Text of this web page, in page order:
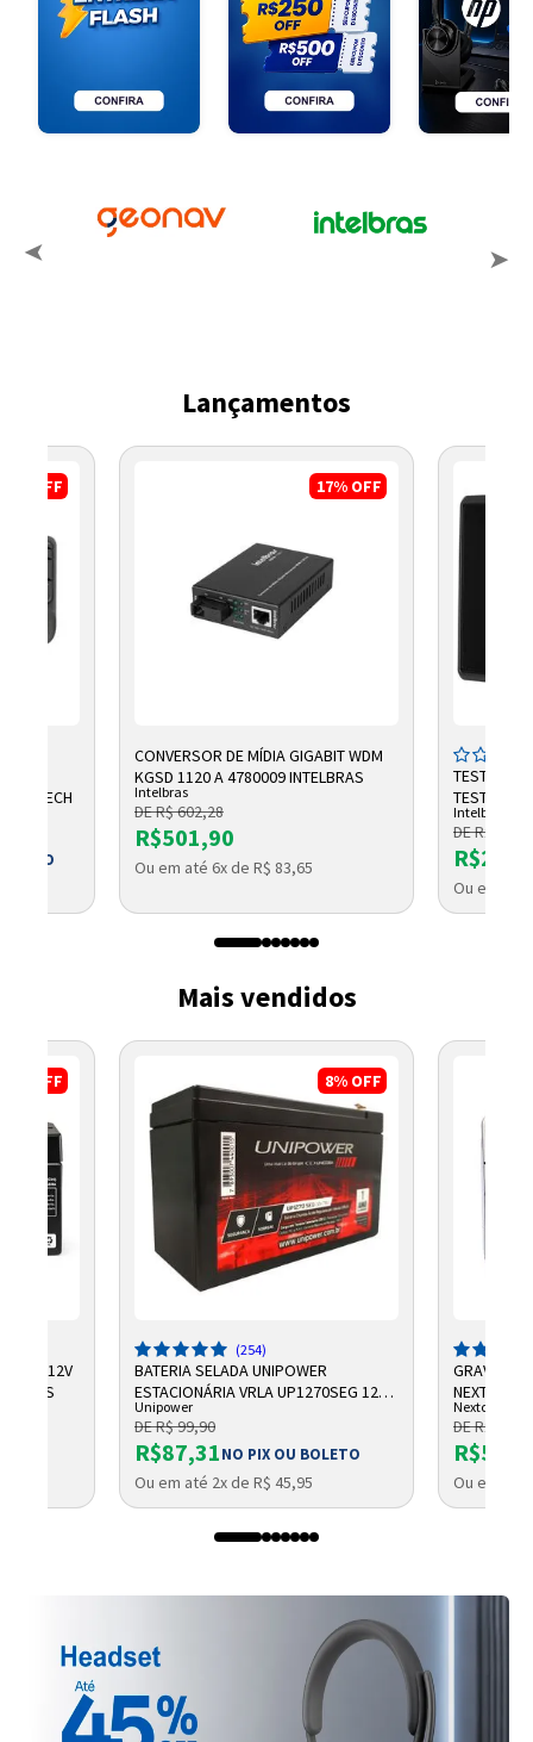
Lançamentos
OFF 17% OFF
CONVERSOR DE MÍDIA GIGABIT WDM
KGSD 1120 A 4780009 INTELBRAS
Intelbras
DE R$ 602,28
R$501,90
Ou em até 6x de R$ 83,65
TESTADOR
TESTER
Intelbras
DE R$
Ou em até
Mais vendidos
OFF
12V
8% OFF
(254)
BATERIA SELADA UNIPOWER
ESTACIONÁRIA VRLA UP1270SEG 12V
7AH F187
Unipower
DE R$ 99,90
R$87,31NO PIX OU BOLETO
Ou em até 2x de R$ 45,95
NEXTTECH
Nextcall
DE R$
Ou em até